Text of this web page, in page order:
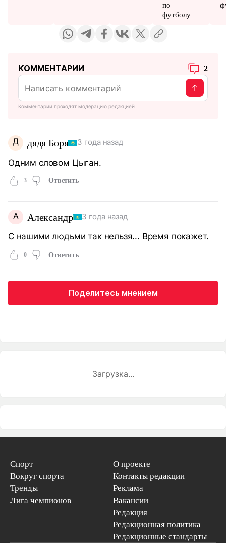
по
футболу
КОММЕНТАРИИ 2
Комментарии проходят модерацию редакцией
Д дядя Боря 3 года назад
Одним словом Цыган.
3 Ответить
А Александр 3 года назад
С нашими людьми так нельзя... Время покажет.
0 Ответить
Поделитесь мнением
Загрузка...
Спорт
Вокруг спорта
Тренды
Лига чемпионов
О проекте
Контакты редакции
Реклама
Вакансии
Редакция
Редакционная политика
Редакционные стандарты